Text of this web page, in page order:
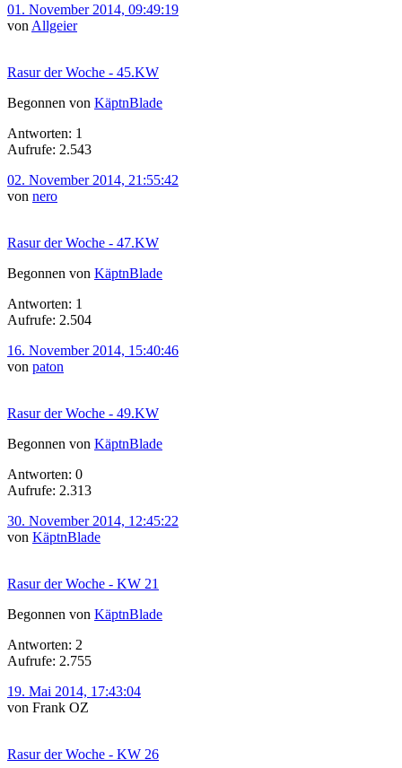
01. November 2014, 09:49:19
von Allgeier
Rasur der Woche - 45.KW
Begonnen von KäptnBlade
Antworten: 1
Aufrufe: 2.543
02. November 2014, 21:55:42
von nero
Rasur der Woche - 47.KW
Begonnen von KäptnBlade
Antworten: 1
Aufrufe: 2.504
16. November 2014, 15:40:46
von paton
Rasur der Woche - 49.KW
Begonnen von KäptnBlade
Antworten: 0
Aufrufe: 2.313
30. November 2014, 12:45:22
von KäptnBlade
Rasur der Woche - KW 21
Begonnen von KäptnBlade
Antworten: 2
Aufrufe: 2.755
19. Mai 2014, 17:43:04
von Frank OZ
Rasur der Woche - KW 26